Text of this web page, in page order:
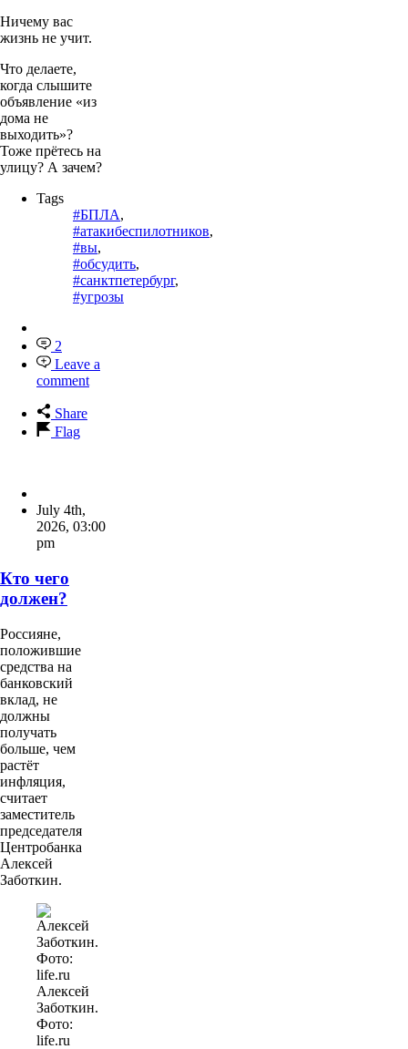
Ничему вас
жизнь не учит.
Что делаете,
когда слышите
объявление «из
дома не
выходить»?
Тоже прётесь на
улицу? А зачем?
Tags
#БПЛА,
#атакибеспилотников,
#вы,
#обсудить,
#санктпетербург,
#угрозы
2
Leave a
comment
Share
Flag
July 4th,
2026, 03:00
pm
Кто чего
должен?
Россияне,
положившие
средства на
банковский
вклад, не
должны
получать
больше, чем
растёт
инфляция,
считает
заместитель
председателя
Центробанка
Алексей
Заботкин.
Алексей
Заботкин.
Фото:
life.ru